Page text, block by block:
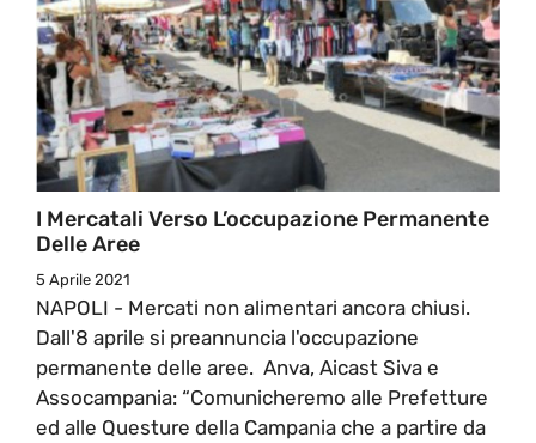
I Mercatali Verso L’occupazione Permanente
Delle Aree
5 Aprile 2021
NAPOLI - Mercati non alimentari ancora chiusi.
Dall'8 aprile si preannuncia l'occupazione
permanente delle aree. Anva, Aicast Siva e
Assocampania: “Comunicheremo alle Prefetture
ed alle Questure della Campania che a partire da